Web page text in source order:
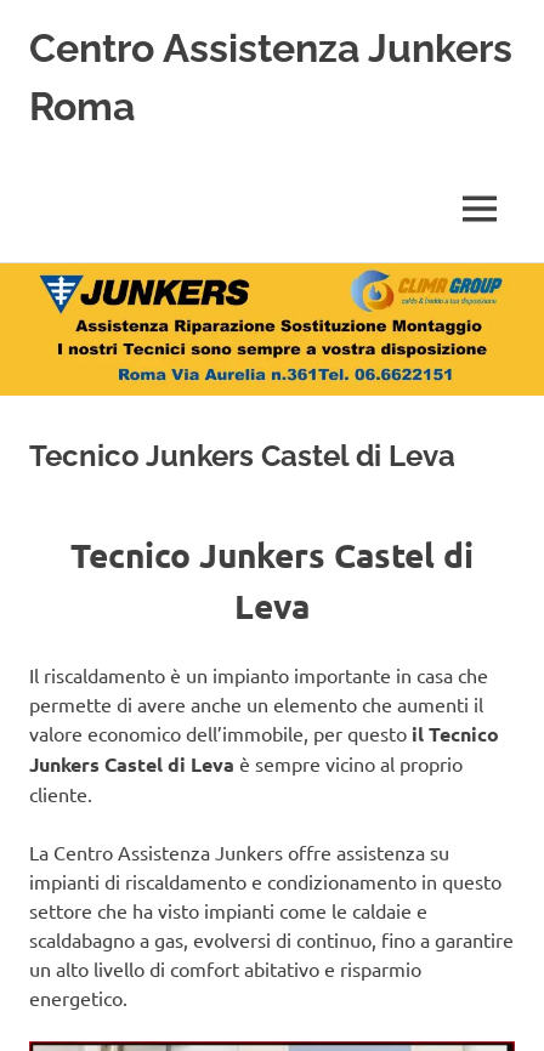
Salta
contenuto
Centro Assistenza Junkers
Roma
Riparazione,
Sostituzione,
Installazione
di
Junkers
MENU
Tecnico Junkers Castel di Leva
Tecnico Junkers Castel di
Leva
Il riscaldamento è un impianto importante in casa che
permette di avere anche un elemento che aumenti il
valore economico dell’immobile, per questo il Tecnico
Junkers Castel di Leva è sempre vicino al proprio
cliente.
La Centro Assistenza Junkers offre assistenza su
impianti di riscaldamento e condizionamento in questo
settore che ha visto impianti come le caldaie e
scaldabagno a gas, evolversi di continuo, fino a garantire
un alto livello di comfort abitativo e risparmio
energetico.